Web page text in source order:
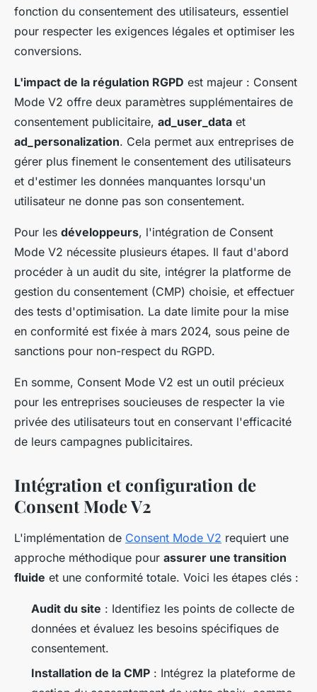
fonction du consentement des utilisateurs, essentiel
pour respecter les exigences légales et optimiser les
conversions.
L'impact de la régulation RGPD est majeur : Consent
Mode V2 offre deux paramètres supplémentaires de
consentement publicitaire, ad_user_data et
ad_personalization. Cela permet aux entreprises de
gérer plus finement le consentement des utilisateurs
et d'estimer les données manquantes lorsqu'un
utilisateur ne donne pas son consentement.
Pour les développeurs, l'intégration de Consent
Mode V2 nécessite plusieurs étapes. Il faut d'abord
procéder à un audit du site, intégrer la platforme de
gestion du consentement (CMP) choisie, et effectuer
des tests d'optimisation. La date limite pour la mise
en conformité est fixée à mars 2024, sous peine de
sanctions pour non-respect du RGPD.
En somme, Consent Mode V2 est un outil précieux
pour les entreprises soucieuses de respecter la vie
privée des utilisateurs tout en conservant l'efficacité
de leurs campagnes publicitaires.
Intégration et configuration de
Consent Mode V2
L'implémentation de Consent Mode V2 requiert une
approche méthodique pour assurer une transition
fluide et une conformité totale. Voici les étapes clés :
Audit du site : Identifiez les points de collecte de
données et évaluez les besoins spécifiques de
consentement.
Installation de la CMP : Intégrez la plateforme de